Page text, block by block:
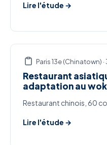
Lire l'étude →
Paris 13e (Chinatown)
Restaurant
adaptation au
Restaurant chinois, 60
Lire l'étude →